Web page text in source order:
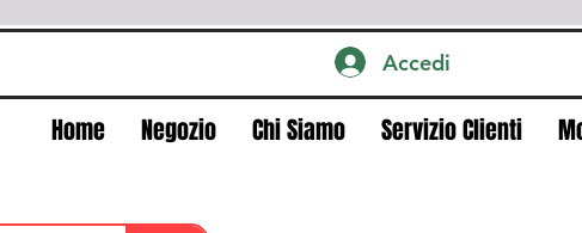
Accedi
Home Negozio Chi Siamo Servizio Clienti